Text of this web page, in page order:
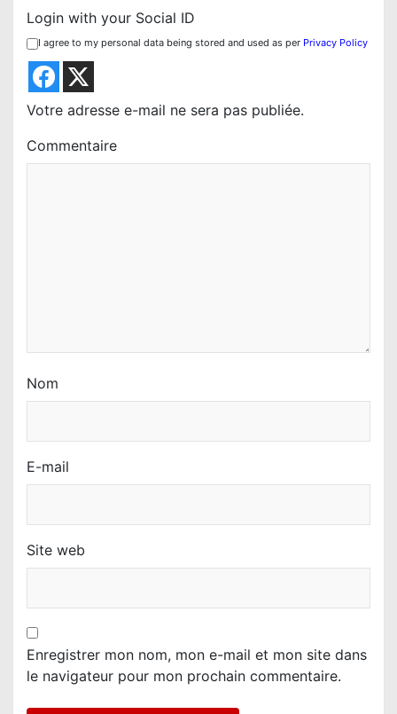
Login with your Social ID
I agree to my personal data being stored and used as per Privacy Policy
Votre adresse e-mail ne sera pas publiée.
Commentaire
Nom
E-mail
Site web
Enregistrer mon nom, mon e-mail et mon site dans
le navigateur pour mon prochain commentaire.